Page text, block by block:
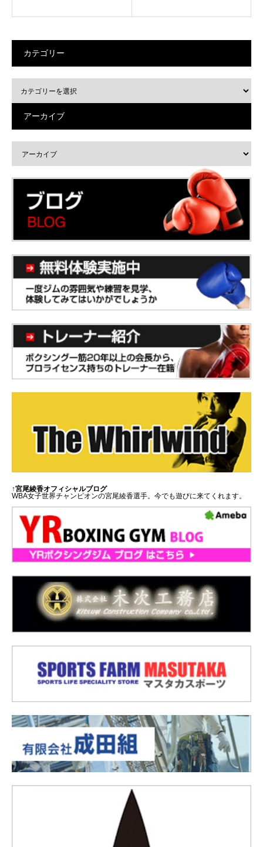
カテゴリー
アーカイブ
↑宮尾綾香オフィシャルブログ
WBA女子世界チャンピオンの宮尾綾香選手。今でも遊びに来てくれます。